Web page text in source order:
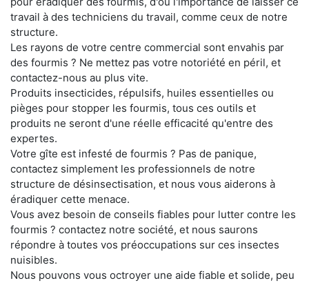
travail à des techniciens du travail, comme ceux de notre
structure.
Les rayons de votre centre commercial sont envahis par
des fourmis ? Ne mettez pas votre notoriété en péril, et
contactez-nous au plus vite.
Produits insecticides, répulsifs, huiles essentielles ou
pièges pour stopper les fourmis, tous ces outils et
produits ne seront d'une réelle efficacité qu'entre des
expertes.
Votre gîte est infesté de fourmis ? Pas de panique,
contactez simplement les professionnels de notre
structure de désinsectisation, et nous vous aiderons à
éradiquer cette menace.
Vous avez besoin de conseils fiables pour lutter contre les
fourmis ? contactez notre société, et nous saurons
répondre à toutes vos préoccupations sur ces insectes
nuisibles.
Nous pouvons vous octroyer une aide fiable et solide, peu